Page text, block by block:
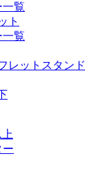
一覧
ト
一覧
レットスタンド
ー